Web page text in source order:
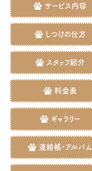
サービス内容
しつけの仕方
スタッフ紹介
料金表
ギャラリー
連絡帳・アルバム